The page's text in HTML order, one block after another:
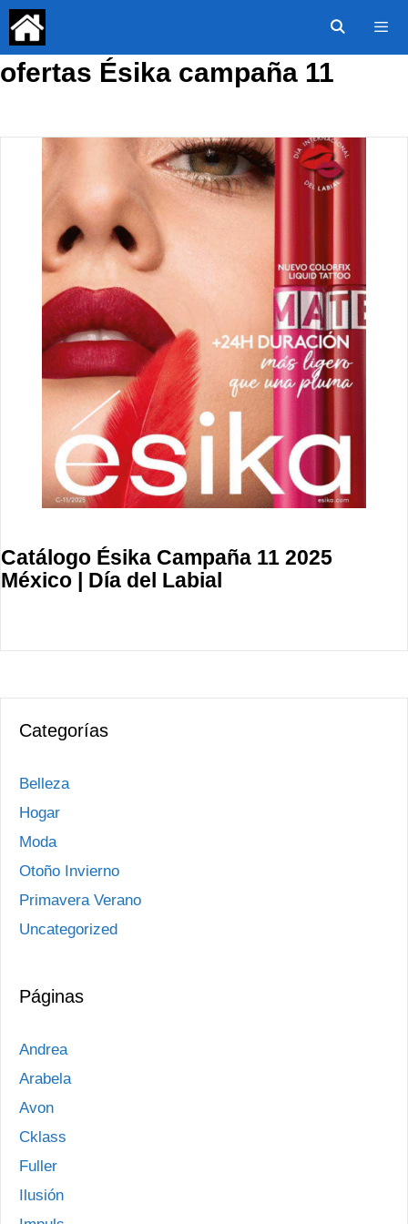
Saltar
contenido
ofertas Ésika campaña 11
Catálogo Ésika Campaña 11 2025
México | Día del Labial
Categorías
Belleza
Hogar
Moda
Otoño Invierno
Primavera Verano
Uncategorized
Páginas
Andrea
Arabela
Avon
Cklass
Fuller
Ilusión